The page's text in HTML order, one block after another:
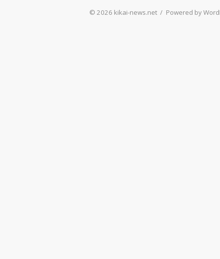
© 2026 kikai-news.net / Powered by